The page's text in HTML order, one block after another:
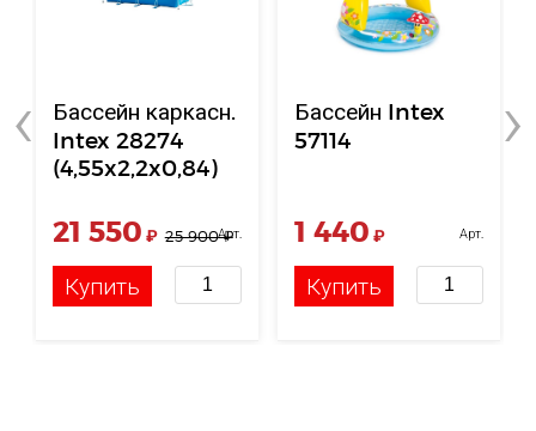
Бассейн каркасн.
Intex 28274
(4,55x2,2x0,84)
21 550 ₽ 25 900₽
Арт.
Купить
Бассейн Intex
57114
1 440 ₽
Арт.
Купить
‹ ›